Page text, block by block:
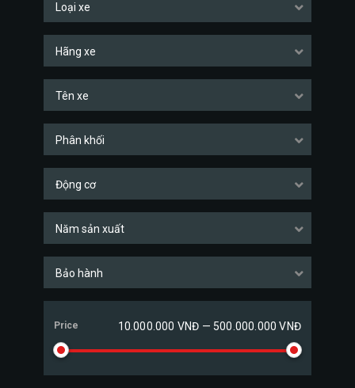
Loại xe
Hãng xe
Tên xe
Phân khối
Động cơ
Năm sản xuất
Bảo hành
Price 10.000.000 VNĐ — 500.000.000 VNĐ